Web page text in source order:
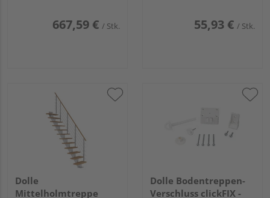
667,59 € / Stk. 55,93 € / Stk.
Dolle
Mittelholmtreppe
Dolle Bodentreppen-
Verschluss clickFIX -